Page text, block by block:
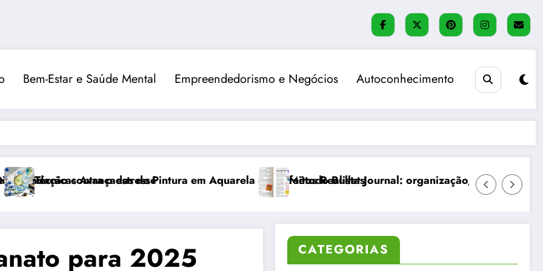
Bem-Estar e Saúde Mental Empreendedorismo e Negócios Autoconhecimento
Journal: organização, flexibilidade e criatividadeComo Criar um Diário de Autoconhecimento Mesa de Festa
para 2025 CATEGORIAS